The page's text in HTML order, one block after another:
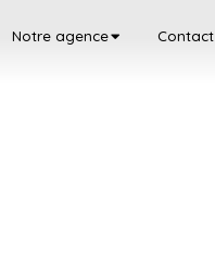
Notre agence Contact